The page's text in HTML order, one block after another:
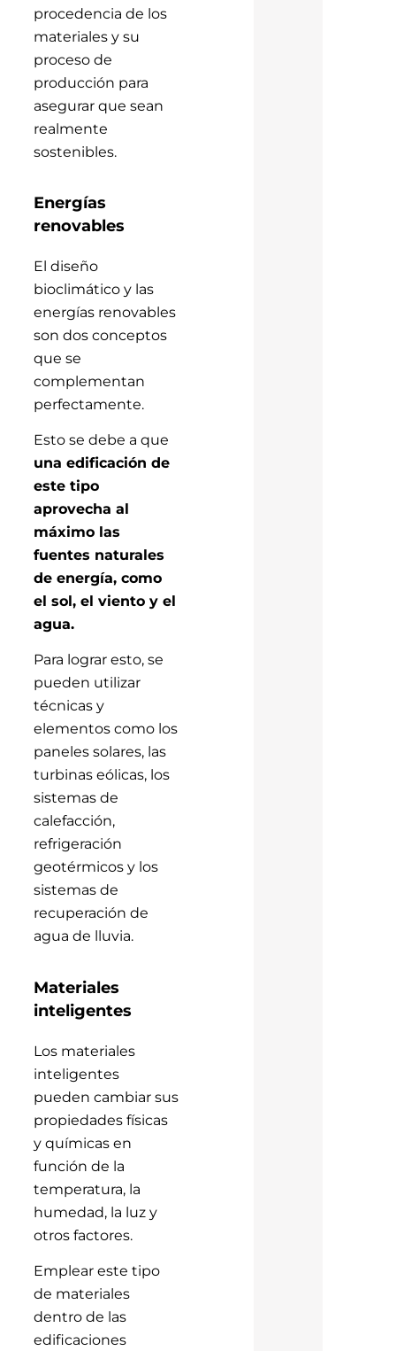
procedencia de los
materiales y su
proceso de
producción para
asegurar que sean
realmente
sostenibles.
Energías
renovables
El diseño
bioclimático y las
energías renovables
son dos conceptos
que se
complementan
perfectamente.
Esto se debe a que
una edificación de
este tipo
aprovecha al
máximo las
fuentes naturales
de energía, como
el sol, el viento y el
agua.
Para lograr esto, se
pueden utilizar
técnicas y
elementos como los
paneles solares, las
turbinas eólicas, los
sistemas de
calefacción,
refrigeración
geotérmicos y los
sistemas de
recuperación de
agua de lluvia.
Materiales
inteligentes
Los materiales
inteligentes
pueden cambiar sus
propiedades físicas
y químicas en
función de la
temperatura, la
humedad, la luz y
otros factores.
Emplear este tipo
de materiales
dentro de las
edificaciones